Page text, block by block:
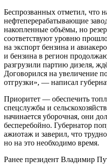
Беспрозванных отметил, что
нефтеперерабатывающие
накопленные объёмы, но
соответствуют уровню
на экспорт бензина и
и бензина в регион
разгрузили партию дизеля,
Договорился на увеличение
отгрузки», — написал
Приоритет — обеспечить
спецслужбы и
начинается уборочная, они
бесперебойно. Губернатор
ажиотаж и заверил, что
но на это необходимо время.
Ранее президент Владимир